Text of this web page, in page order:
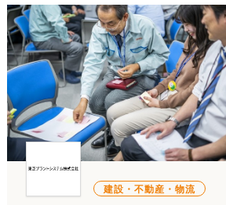
建設・不動産・物流